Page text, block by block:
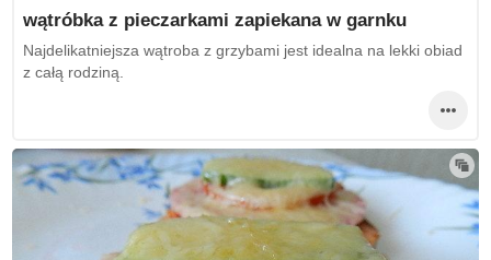
wątróbka z pieczarkami zapiekana w garnku
Najdelikatniejsza wątroba z grzybami jest idealna na lekki obiad
z całą rodziną.